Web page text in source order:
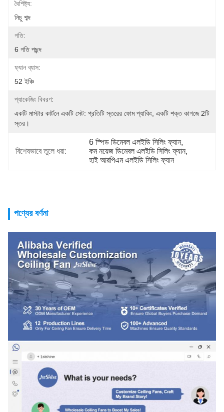
বৈশিষ্ট্য:
নিচু শব্দ
গতি:
6 গতি পছন্দ
ফ্যান ব্যাস:
52 ইঞ্চি
প্যাকেজিং বিবরণ:
একটি মাস্টার কার্টনে একটি সেট: প্রতিটি স্তরের ফোম প্যাকিং, একটি শক্ত কাগজে 2টি
স্তর।
বিশেষভাবে তুলে ধরা:
6 স্পিড ডিমেবল এলইডি সিলিং ফ্যান,
কম নয়েজ ডিমেবল এলইডি সিলিং ফ্যান,
হাই আরপিএম এলইডি সিলিং ফ্যান
পণ্যের বর্ণনা